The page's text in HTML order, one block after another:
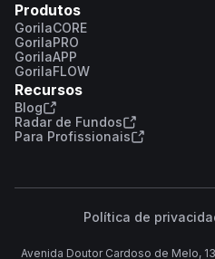
Produtos
GorilaCORE
GorilaPRO
GorilaAPP
GorilaFLOW
Recursos
Blog
Radar de Fundos
Para Profissionais
Política de
Avenida Doutor Cardoso de Melo,